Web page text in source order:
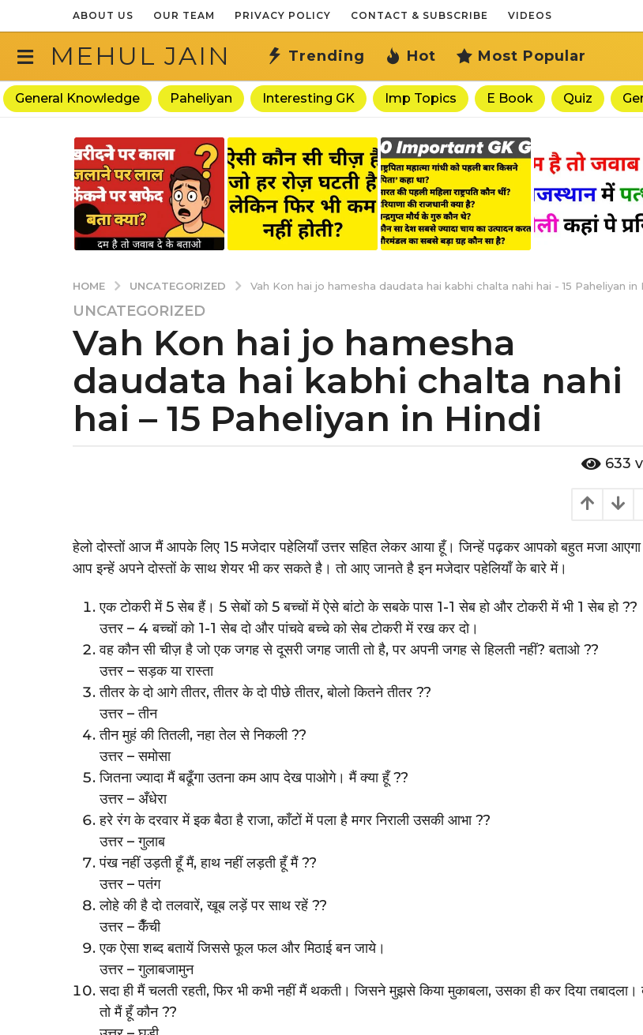
ABOUT US OUR TEAM PRIVACY POLICY CONTACT & SUBSCRIBE VIDEOS
MEHUL JAIN Trending Hot Most Popular
General Knowledge Paheliyan Interesting GK Imp Topics E Book Quiz
HOME UNCATEGORIZED Vah Kon hai jo hamesha daudata hai kabhi chalta nahi hai - 15 Paheliyan in
3
y
e
a
r
e
a
UNCATEGORIZED
Vah Kon hai jo hamesha
daudata hai kabhi chalta nahi
hai – 15 Paheliyan in Hindi
633
हेलो दोस्तों आज मैं आपके लिए 15 मजेदार पहेलियाँ उत्तर सहित लेकर आया हूँ। जिन्हें पढ़कर आपको बहुत मजा
आप इन्हें अपने दोस्तों के साथ शेयर भी कर सकते है। तो आए जानते है इन मजेदार पहेलियाँ के बारे में।
एक टोकरी में 5 सेब हैं। 5 सेबों को 5 बच्चों में ऐसे बांटो के सबके पास 1-1 सेब हो और टोकरी में भी 1 सेब हो ??
उत्तर – 4 बच्चों को 1-1 सेब दो और पांचवे बच्चे को सेब टोकरी में रख कर दो।
वह कौन सी चीज़ है जो एक जगह से दूसरी जगह जाती तो है, पर अपनी जगह से हिलती नहीं? बताओ ??
उत्तर – सड़क या रास्ता
तीतर के दो आगे तीतर, तीतर के दो पीछे तीतर, बोलो कितने तीतर ??
उत्तर – तीन
तीन मुहं की तितली, नहा तेल से निकली ??
उत्तर – समोसा
जितना ज्यादा मैं बढूँगा उतना कम आप देख पाओगे। मैं क्या हूँ ??
उत्तर – अँधेरा
हरे रंग के दरवार में इक बैठा है राजा, काँटों में पला है मगर निराली उसकी आभा ??
उत्तर – गुलाब
पंख नहीं उड़ती हूँ मैं, हाथ नहीं लड़ती हूँ मैं ??
उत्तर – पतंग
लोहे की है दो तलवारें, खूब लड़ें पर साथ रहें ??
उत्तर – कैँची
एक ऐसा शब्द बतायें जिससे फूल फल और मिठाई बन जाये।
उत्तर – गुलाबजामुन
सदा ही मैं चलती रहती, फिर भी कभी नहीं मैं थकती। जिसने मुझसे किया मुकाबला, उसका ही कर दिया
तो मैं हूँ कौन ??